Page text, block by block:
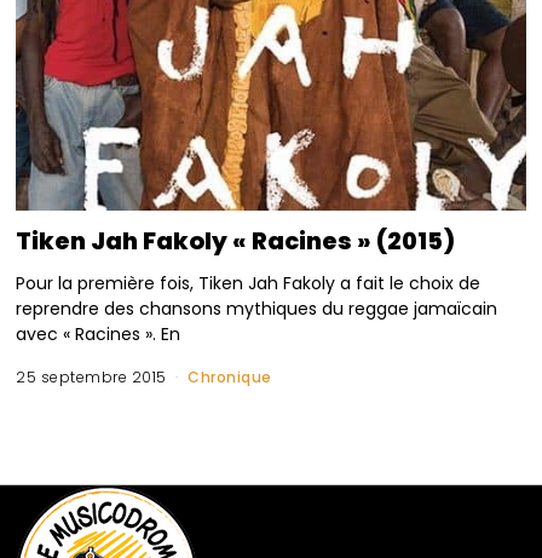
Tiken Jah Fakoly « Racines » (2015)
Pour la première fois, Tiken Jah Fakoly a fait le choix de
reprendre des chansons mythiques du reggae jamaïcain
avec « Racines ». En
25 septembre 2015 Chronique